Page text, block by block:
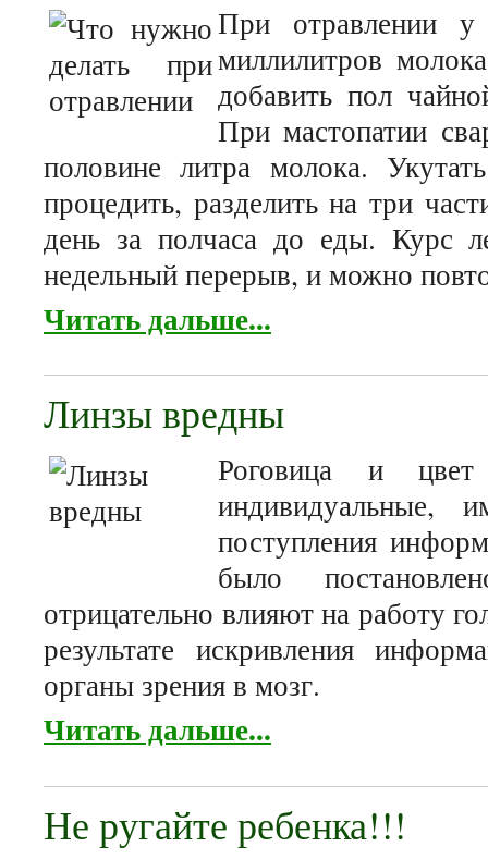
При отравлении
миллилитров
добавить пол
При мастопатии
половине литра молока.
процедить, разделить на три
день за полчаса до еды. Курс
недельный перерыв, и можно
Читать дальше...
Линзы вредны
Роговица и
индивидуальные,
поступления
было
отрицательно влияют на работу
результате искривления
органы зрения в мозг.
Читать дальше...
Не ругайте ребенка!!!